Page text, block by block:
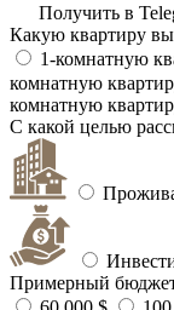
Получить в
Какую квартиру вы
1-комнатную
комнатную
комнатную
С какой целью
Примерный